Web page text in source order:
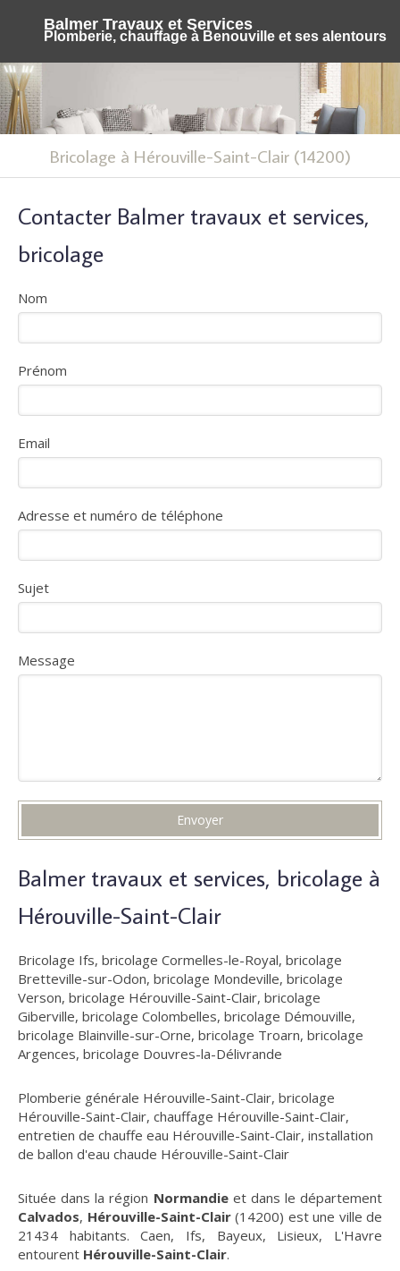
Balmer Travaux et Services
Plomberie, chauffage à Benouville et ses alentours
Bricolage à Hérouville-Saint-Clair (14200)
Contacter Balmer travaux et services,
bricolage
Nom
Prénom
Email
Adresse et numéro de téléphone
Sujet
Message
Envoyer
Balmer travaux et services, bricolage à
Hérouville-Saint-Clair
Bricolage Ifs, bricolage Cormelles-le-Royal, bricolage
Bretteville-sur-Odon, bricolage Mondeville, bricolage
Verson, bricolage Hérouville-Saint-Clair, bricolage
Giberville, bricolage Colombelles, bricolage Démouville,
bricolage Blainville-sur-Orne, bricolage Troarn, bricolage
Argences, bricolage Douvres-la-Délivrande
Plomberie générale Hérouville-Saint-Clair, bricolage
Hérouville-Saint-Clair, chauffage Hérouville-Saint-Clair,
entretien de chauffe eau Hérouville-Saint-Clair, installation
de ballon d'eau chaude Hérouville-Saint-Clair
Située dans la région Normandieet dans le département
Calvados, Hérouville-Saint-Clair(14200) est une ville de
21434 habitants. Caen, Ifs, Bayeux, Lisieux, L'Havre
entourent Hérouville-Saint-Clair.